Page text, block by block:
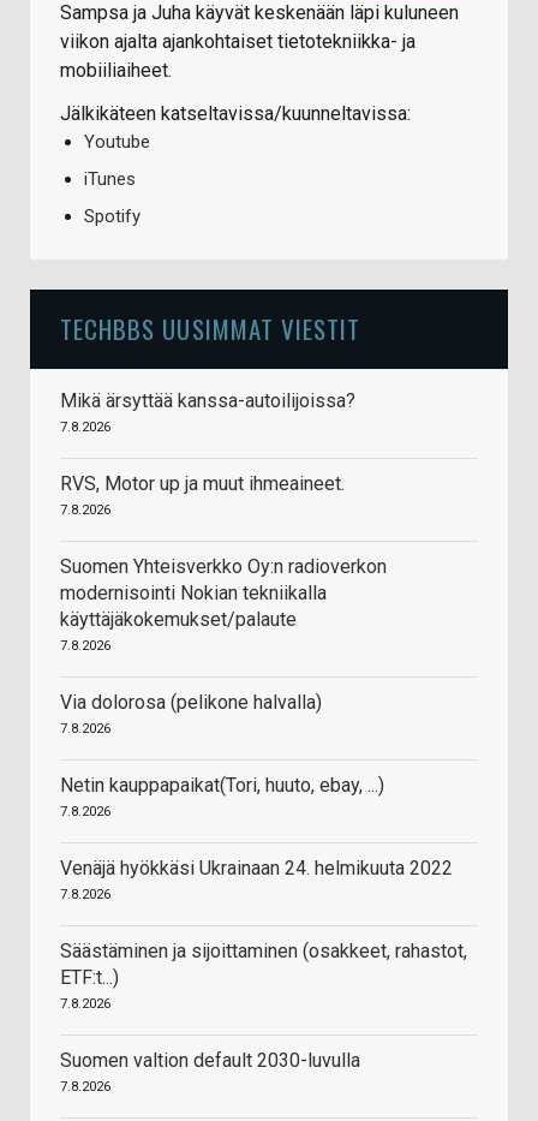
Sampsa ja Juha käyvät keskenään läpi kuluneen
viikon ajalta ajankohtaiset tietotekniikka- ja
mobiiliaiheet.
Jälkikäteen katseltavissa/kuunneltavissa:
Youtube
iTunes
Spotify
TECHBBS UUSIMMAT VIESTIT
Mikä ärsyttää kanssa-autoilijoissa?
7.8.2026
RVS, Motor up ja muut ihmeaineet.
7.8.2026
Suomen Yhteisverkko Oy:n radioverkon
modernisointi Nokian tekniikalla
käyttäjäkokemukset/palaute
7.8.2026
Via dolorosa (pelikone halvalla)
7.8.2026
Netin kauppapaikat(Tori, huuto, ebay, ...)
7.8.2026
Venäjä hyökkäsi Ukrainaan 24. helmikuuta 2022
7.8.2026
Säästäminen ja sijoittaminen (osakkeet, rahastot,
ETF:t...)
7.8.2026
Suomen valtion default 2030-luvulla
7.8.2026